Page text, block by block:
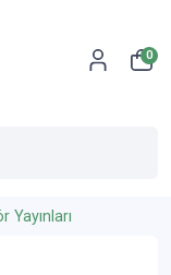
0
Yayınları